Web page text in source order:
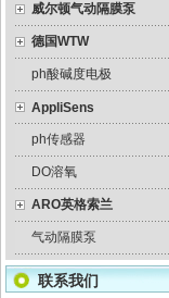
威尔顿气动隔膜泵
德国WTW
ph酸碱度电极
AppliSens
ph传感器
DO溶氧
ARO英格索兰
气动隔膜泵
联系我们